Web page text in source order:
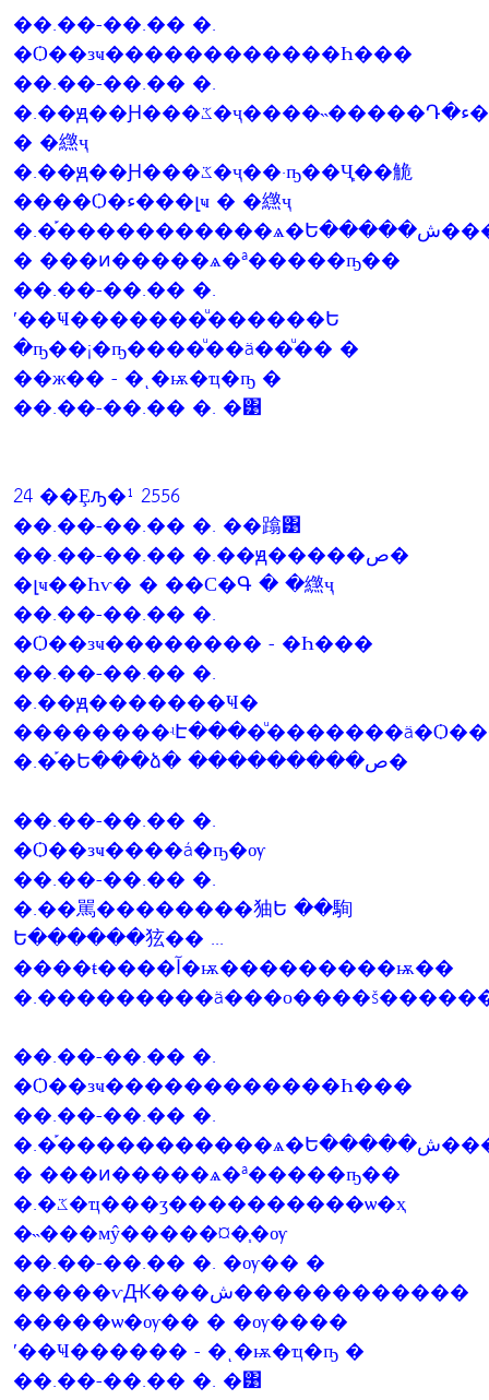
��.��-��.�� �.
�Ѻ��зҹ������������Һ���
��.��-��.�� �.
�.��ԭ��Ԩ���ػ�ҷ����˵�����Դ�ء���լҹ
� �繺ҷ
�.��ԭ��Ԩ���ػ�ҷ��·ҧ��Ҷ֧��觤
����Ѻ�ء���լҹ � �繺ҷ
�.�֡�����������ѧ�Ե�����ش��������Һ���ҧ
� ���ͷ�����ѧ�ª�����ҧ��
��.��-��.�� �.
ʹ��Ҹ�������ͧ������Ե
�ҧ��¡�ҧ����ͧ��ä��ͧ�� �
��ж�� - �ͺ�ѭ�ҵ�ҧ �
��.��-��.�� �. �͹
24 ��Ȩԡ�¹ 2556
��.��-��.�� �. ��蹹͹
��.��-��.�� �.��ԭ�����ص�
�լҹ��Һѵ� � ��С�Գ � �繺ҷ
��.��-��.�� �.
�Ѻ��зҹ�������� - �Һ���
��.��-��.�� �.
�.��ԭ�������Ҹ�
�.�֡�Ե���ձ� ���������ص�
��.��-��.�� �.
�Ѻ��зҹ����á�ҧ�ѹ
��.��-��.�� �.
�.��駡��������㹨Ե ��駨
Ե������㹡�� ...
����ŧ����آ�ѭ���������ѭ��
��.��-��.�� �.
�Ѻ��зҹ������������Һ���
��.��-��.�� �.
�.�֡�����������ѧ�Ե�����ش��������Һ���ҧ
� ���ͷ�����ѧ�ª�����ҧ��
�.�ػ�ҵ���ӡ����������ѡ�­ҳ
�˵���мŷ�����¤�֧�ѹ
��.��-��.�� �. �ѹ�� �
�����ѵԪ���ش������������
�����ѡ�ѹ�� � �ѹ����
ʹ��Ҹ������ - �ͺ�ѭ�ҵ�ҧ �
��.��-��.�� �. �͹